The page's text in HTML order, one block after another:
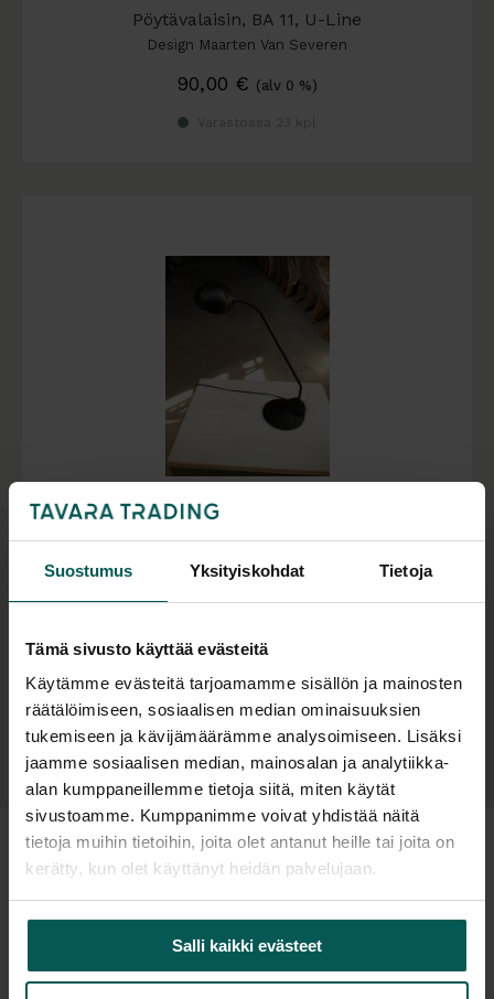
Suostumus Yksityiskohdat Tietoja
Tämä sivusto käyttää evästeitä
Käytämme evästeitä tarjoamamme sisällön ja mainosten
räätälöimiseen, sosiaalisen median ominaisuuksien
tukemiseen ja kävijämäärämme analysoimiseen. Lisäksi
jaamme sosiaalisen median, mainosalan ja analytiikka-
alan kumppaneillemme tietoja siitä, miten käytät
sivustoamme. Kumppanimme voivat yhdistää näitä
tietoja muihin tietoihin, joita olet antanut heille tai joita on
kerätty, kun olet käyttänyt heidän palvelujaan.
Salli kaikki evästeet
Pöytävalaisin, BA 11, U-Line
Design Maarten Van Severen
90,00 € (alv 0 %)
Musta
Varastossa 11 kpl
Pöytävalaisimet työpisteille ja yrityskäyttöön
kohdennettua valoa sinne, missä sitä tarvitaan. Se sopii
työpisteille, vastaanottotiskeille, neuvottelutiloihin sekä